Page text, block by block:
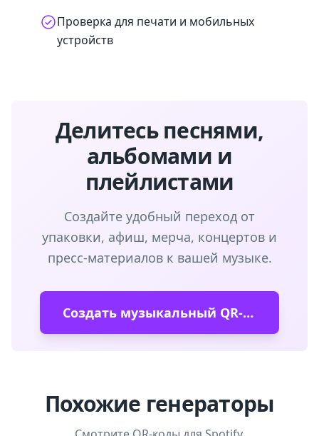
Проверка для печати и мобильных
устройств
Делитесь песнями,
альбомами и
плейлистами
Создайте удобный переход от
упаковки, афиш, мерча, концертов и
пресс-материалов к вашей музыке.
Создать музыкальный QR-код
Похожие генераторы